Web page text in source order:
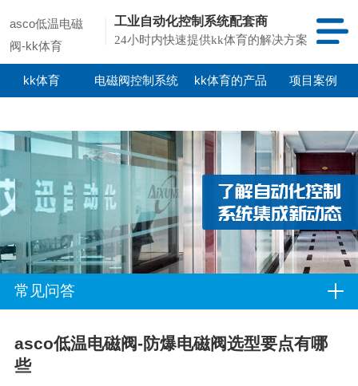
asco低温电磁
阀-kk体育
工业自动化控制系统配套商
24小时内快速提供kk体育的解决方案
kk体育 电磁阀控制系统 kk体育的产品 项目案例
常见问答
asco低温电磁阀-防爆电磁阀选型要点有哪
些